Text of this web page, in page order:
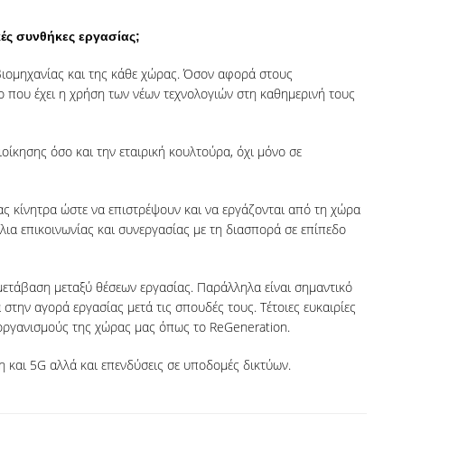
συνθήκες εργασίας;
και της κάθε χώρας. Όσον αφορά στους
έχει η χρήση των νέων τεχνολογιών στη καθημερινή τους
όσο και την εταιρική κουλτούρα, όχι μόνο σε
ώστε να επιστρέψουν και να εργάζονται από τη χώρα
επικοινωνίας και συνεργασίας με τη διασπορά σε επίπεδο
μεταξύ θέσεων εργασίας. Παράλληλα είναι σημαντικό
αγορά εργασίας μετά τις σπουδές τους. Τέτοιες ευκαιρίες
της χώρας μας όπως το ReGeneration.
5G αλλά και επενδύσεις σε υποδομές δικτύων.